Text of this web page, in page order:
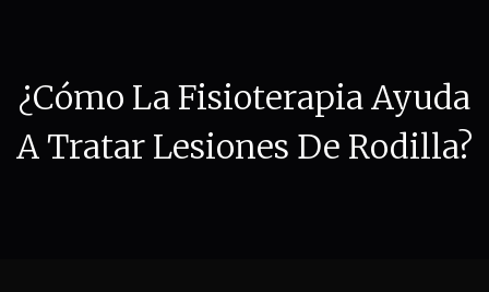
¿Cómo La Fisioterapia Ayuda
A Tratar Lesiones De Rodilla?